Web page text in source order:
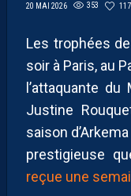
20 MAI 2026 353 117
Les trophées
soir à Paris, au
l’attaquante
Justine
saison
prestigieuse
reçue une